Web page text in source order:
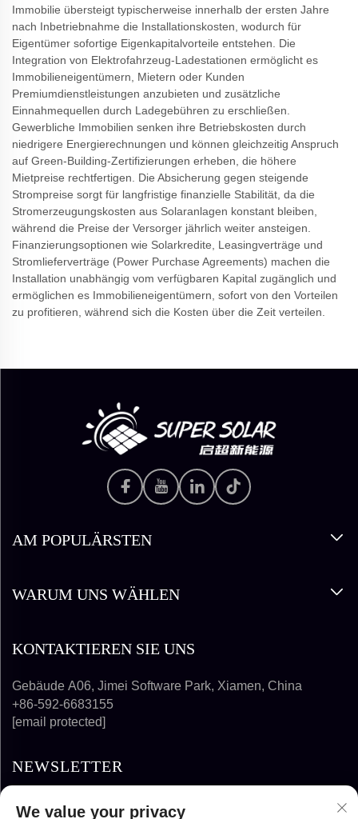
Immobilie übersteigt typischerweise innerhalb der ersten Jahre
nach Inbetriebnahme die Installationskosten, wodurch für
Eigentümer sofortige Eigenkapitalvorteile entstehen. Die
Integration von Elektrofahrzeug-Ladestationen ermöglicht es
Immobilieneigentümern, Mietern oder Kunden
Premiumdienstleistungen anzubieten und zusätzliche
Einnahmequellen durch Ladegebühren zu erschließen.
Gewerbliche Immobilien senken ihre Betriebskosten durch
niedrigere Energierechnungen und können gleichzeitig Anspruch
auf Green-Building-Zertifizierungen erheben, die höhere
Mietpreise rechtfertigen. Die Absicherung gegen steigende
Strompreise sorgt für langfristige finanzielle Stabilität, da die
Stromerzeugungskosten aus Solaranlagen konstant bleiben,
während die Preise der Versorger jährlich weiter ansteigen.
Finanzierungsoptionen wie Solarkredite, Leasingverträge und
Stromlieferverträge (Power Purchase Agreements) machen die
Installation unabhängig vom verfügbaren Kapital zugänglich und
ermöglichen es Immobilieneigentümern, sofort von den Vorteilen
zu profitieren, während sich die Kosten über die Zeit verteilen.
AM POPULÄRSTEN
WARUM UNS WÄHLEN
KONTAKTIEREN SIE UNS
Gebäude A06, Jimei Software Park, Xiamen, China
+86-592-6683155
[email protected]
NEWSLETTER
We value your privacy